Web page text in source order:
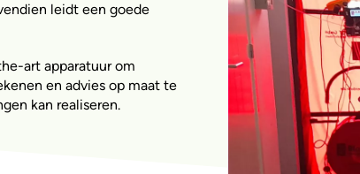
leidt een goede
art apparatuur om
en advies op maat te
kan realiseren.